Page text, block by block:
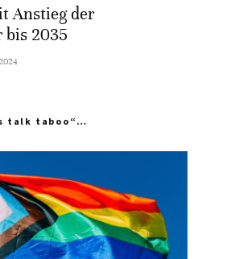
Anstieg der
bis 2035
talk taboo“…